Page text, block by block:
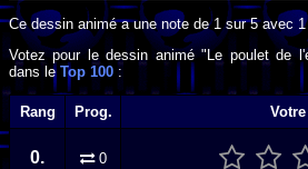
Ce dessin animé a une note de1 sur5avec 1
Votez pour le dessin animé "Le poulet de
dans le Top 100 :
Rang Prog.
0. 0